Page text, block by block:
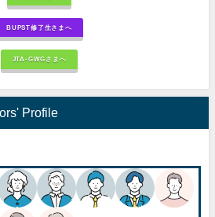
BUPST修了生さまへ
JTA-GWGさまへ
Profile